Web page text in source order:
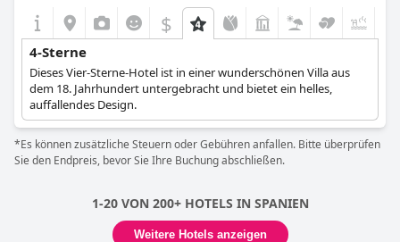
$
4-Sterne
Dieses Vier-Sterne-Hotel ist in einer wunderschönen Villa aus
dem 18. Jahrhundert untergebracht und bietet ein helles,
auffallendes Design.
*Es können zusätzliche Steuern oder Gebühren anfallen. Bitte überprüfen
Sie den Endpreis, bevor Sie Ihre Buchung abschließen.
1-20 VON 200+ HOTELS IN SPANIEN
Weitere Hotels anzeigen